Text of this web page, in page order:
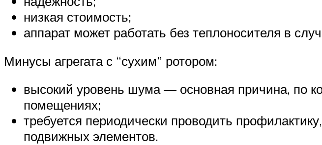
низкая стоимость;
аппарат может работать без теплоносителя в
Минусы агрегата с “сухим” ротором:
высокий уровень шума — основная причина, по
помещениях;
требуется периодически проводить
подвижных элементов.